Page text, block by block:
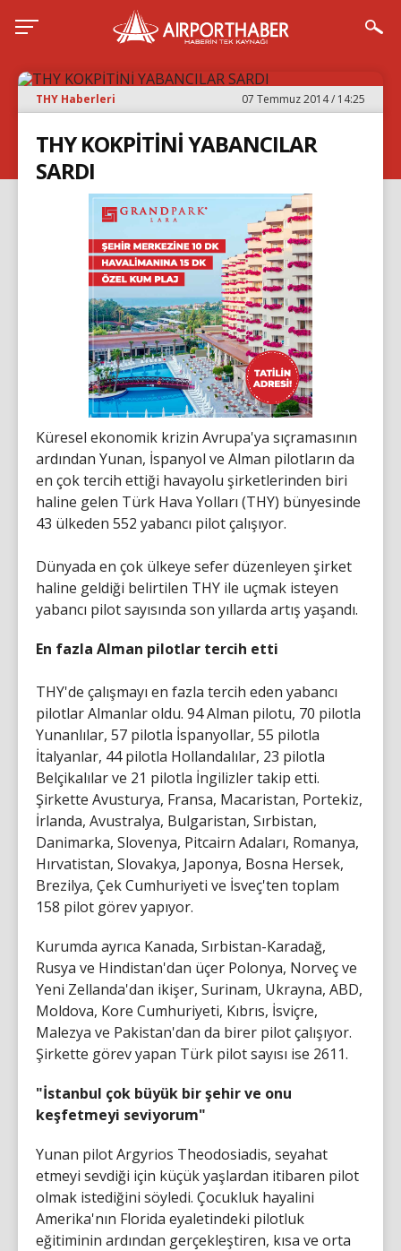
THY Haberleri 07 Temmuz 2014 / 14:25
THY KOKPİTİNİ YABANCILAR
SARDI
Küresel ekonomik krizin Avrupa'ya sıçramasının
ardından Yunan, İspanyol ve Alman pilotların da
en çok tercih ettiği havayolu şirketlerinden biri
haline gelen Türk Hava Yolları (THY) bünyesinde
43 ülkeden 552 yabancı pilot çalışıyor.
Dünyada en çok ülkeye sefer düzenleyen şirket
haline geldiği belirtilen THY ile uçmak isteyen
yabancı pilot sayısında son yıllarda artış yaşandı.
En fazla Alman pilotlar tercih etti
THY'de çalışmayı en fazla tercih eden yabancı
pilotlar Almanlar oldu. 94 Alman pilotu, 70 pilotla
Yunanlılar, 57 pilotla İspanyollar, 55 pilotla
İtalyanlar, 44 pilotla Hollandalılar, 23 pilotla
Belçikalılar ve 21 pilotla İngilizler takip etti.
Şirkette Avusturya, Fransa, Macaristan, Portekiz,
İrlanda, Avustralya, Bulgaristan, Sırbistan,
Danimarka, Slovenya, Pitcairn Adaları, Romanya,
Hırvatistan, Slovakya, Japonya, Bosna Hersek,
Brezilya, Çek Cumhuriyeti ve İsveç'ten toplam
158 pilot görev yapıyor.
Kurumda ayrıca Kanada, Sırbistan-Karadağ,
Rusya ve Hindistan'dan üçer Polonya, Norveç ve
Yeni Zellanda'dan ikişer, Surinam, Ukrayna, ABD,
Moldova, Kore Cumhuriyeti, Kıbrıs, İsviçre,
Malezya ve Pakistan'dan da birer pilot çalışıyor.
Şirkette görev yapan Türk pilot sayısı ise 2611.
"İstanbul çok büyük bir şehir ve onu
keşfetmeyi seviyorum"
Yunan pilot Argyrios Theodosiadis, seyahat
etmeyi sevdiği için küçük yaşlardan itibaren pilot
olmak istediğini söyledi. Çocukluk hayalini
Amerika'nın Florida eyaletindeki pilotluk
eğitiminin ardından gerçekleştiren, kısa ve orta